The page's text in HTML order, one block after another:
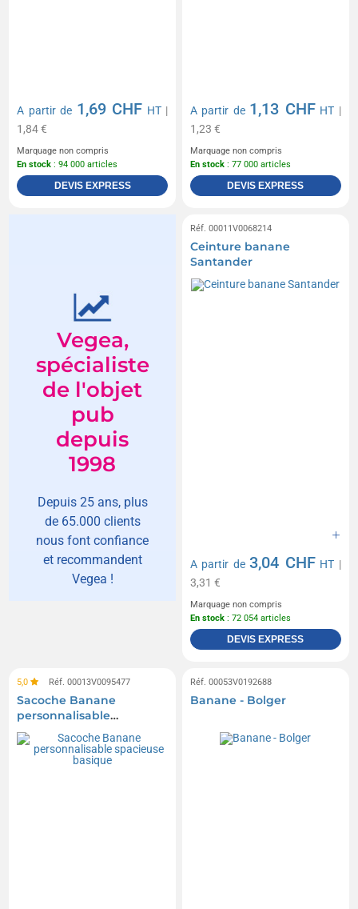
A partir de 1,69 CHF HT|
1,84 €
Marquage non compris
En stock : 94 000 articles
DEVIS EXPRESS
A partir de 1,13 CHF HT |
1,23 €
Marquage non compris
En stock : 77 000 articles
DEVIS EXPRESS
Vegea,
spécialiste
de l'objet
pub
depuis
1998
Depuis 25 ans, plus
de 65.000 clients
nous font confiance
et recommandent
Vegea !
Réf. 00011V0068214
Ceinture banane
Santander
A partir de3,04 CHF HT |
3,31 €
Marquage non compris
En stock : 72 054 articles
DEVIS EXPRESS
5,0 Réf. 00013V0095477
Sacoche Banane
personnalisable
spacieuse basique
Réf. 00053V0192688
Banane - Bolger